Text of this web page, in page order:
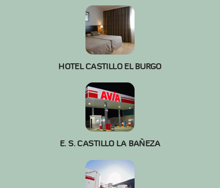
HOTEL CASTILLO EL BURGO
E. S. CASTILLO LA BAÑEZA